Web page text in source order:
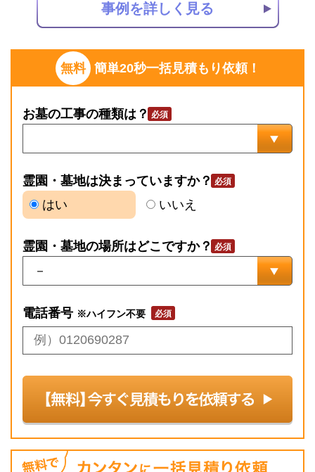
無料 簡単20秒一括見積もり依頼！
お墓の工事の種類は？
霊園・墓地は決まっていますか？
はい
いいえ
霊園・墓地の場所はどこですか？
電話番号 ※ハイフン不要
事例を詳しく見る